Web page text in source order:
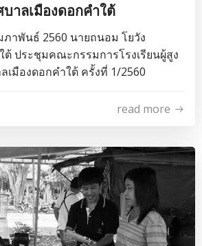
บาลเมืองดอกคำใต้
ภาพันธ์ 2560 นายถนอม โยวัง
ต้ ประชุมคณะกรรมการโรงเรียนผู้สูง
เมืองดอกคำใต้ ครั้งที่ 1/2560
read more